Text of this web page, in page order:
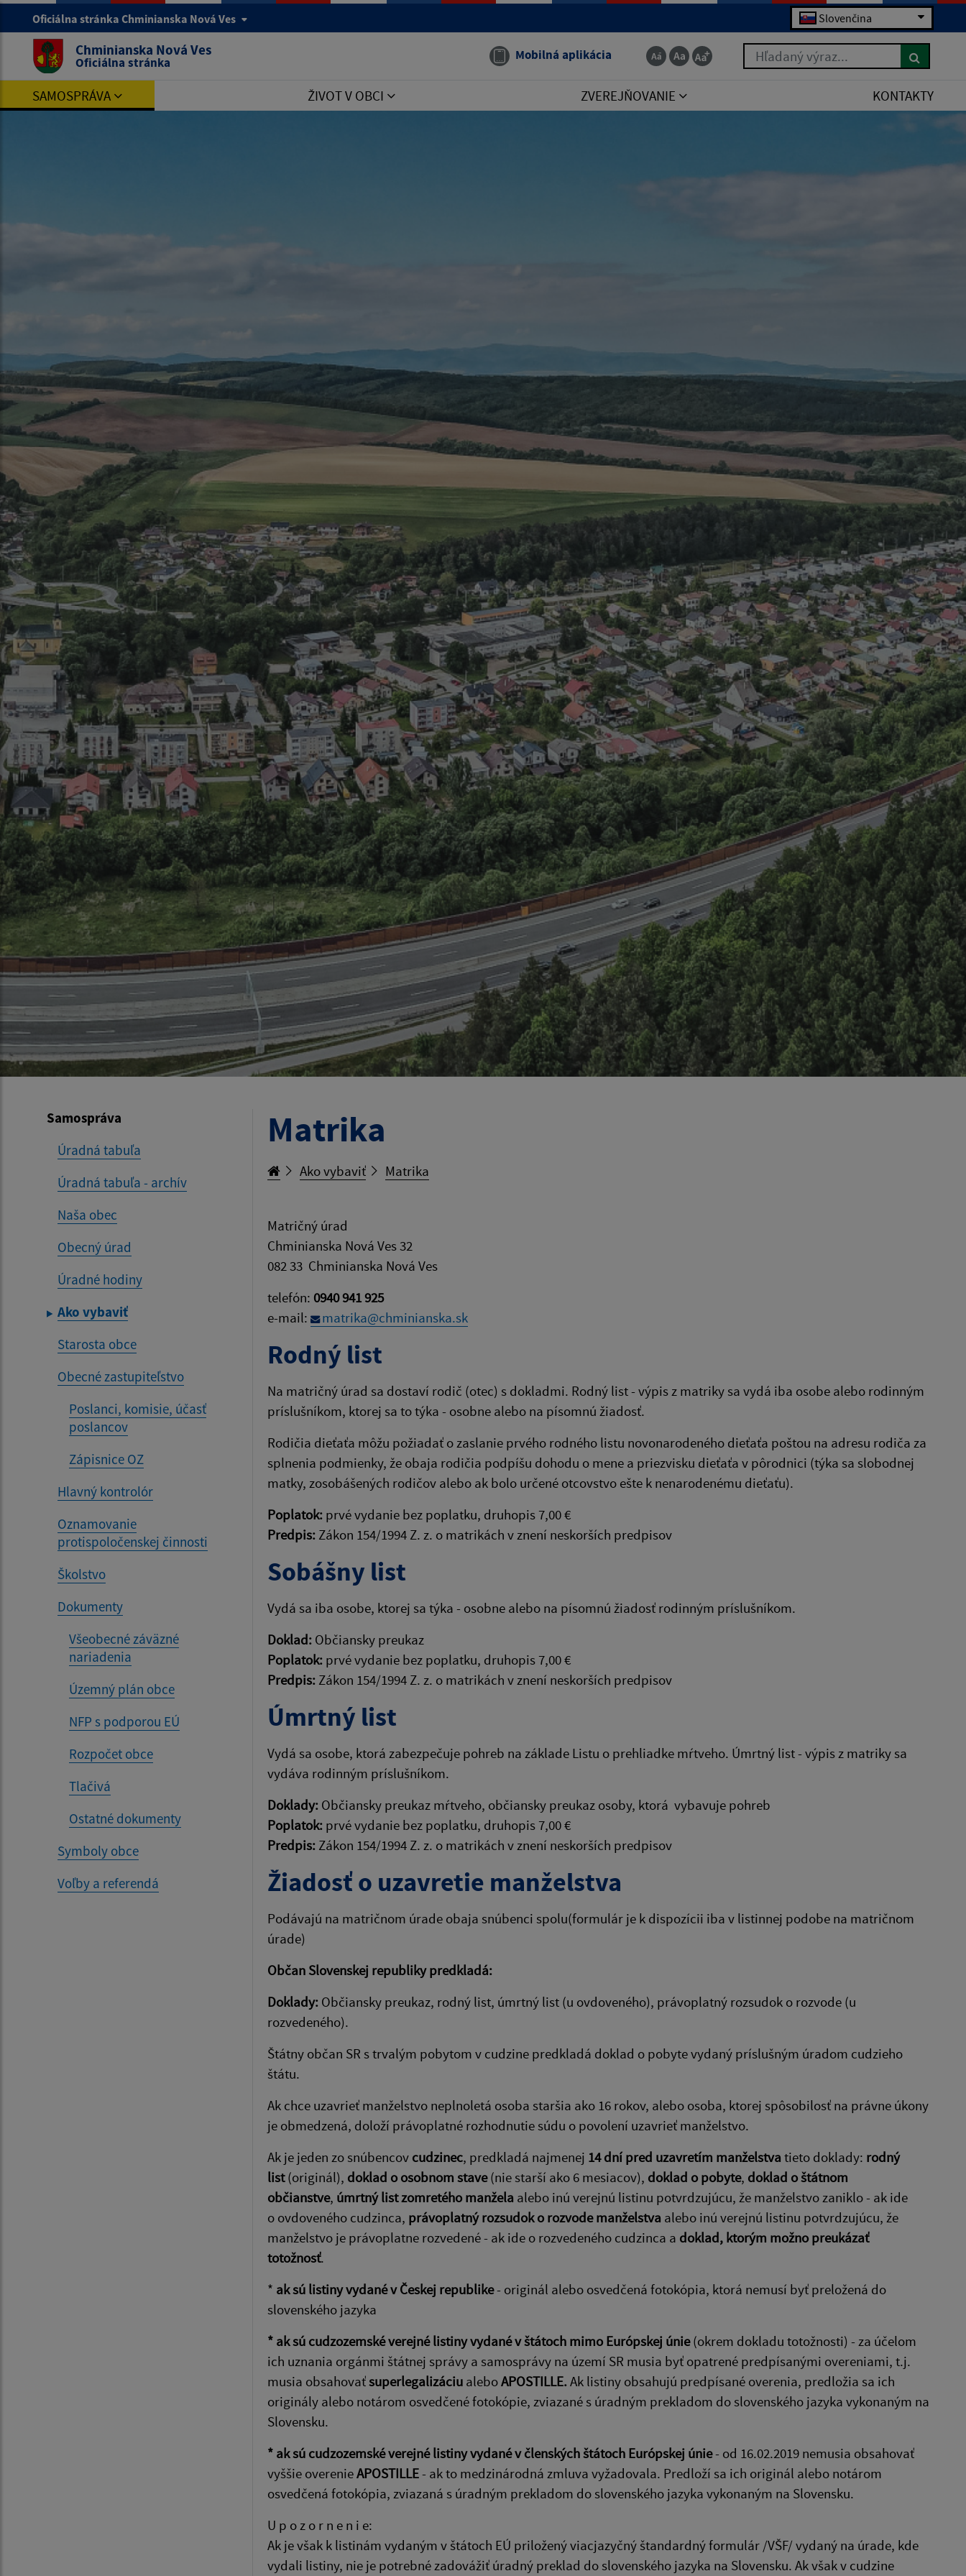
Oficiálna stránka Chminianska Nová Ves Slovenčina
Chminianska Nová Ves
Oficiálna stránka Mobilná aplikácia Hľadaný výraz...
SAMOSPRÁVA ŽIVOT V OBCI ZVEREJŇOVANIE KONTAKTY
Samospráva
Úradná tabuľa
Úradná tabuľa - archív
Naša obec
Obecný úrad
Úradné hodiny
Ako vybaviť
Starosta obce
Obecné zastupiteľstvo
Poslanci, komisie, účasť
poslancov
Zápisnice OZ
Hlavný kontrolór
Oznamovanie
protispoločenskej činnosti
Školstvo
Dokumenty
Všeobecné záväzné
nariadenia
Územný plán obce
NFP s podporou EÚ
Rozpočet obce
Tlačivá
Ostatné dokumenty
Symboly obce
Voľby a referendá
Matrika
Ako vybaviť Matrika
Matričný úrad
Chminianska Nová Ves 32
082 33 Chminianska Nová Ves
telefón: 0940 941 925
e-mail:
matrika@chminianska.sk
Rodný list
Na matričný úrad sa dostaví rodič (otec) s dokladmi. Rodný list - výpis z matriky sa vydá iba osobe alebo rodinným
príslušníkom, ktorej sa to týka - osobne alebo na písomnú žiadosť.
Rodičia dieťaťa môžu požiadať o zaslanie prvého rodného listu novonarodeného dieťaťa poštou na adresu rodiča za
splnenia podmienky, že obaja rodičia podpíšu dohodu o mene a priezvisku dieťaťa v pôrodnici (týka sa slobodnej
matky, zosobášených rodičov alebo ak bolo určené otcovstvo ešte k nenarodenému dieťaťu).
Poplatok: prvé vydanie bez poplatku, druhopis 7,00 €
Predpis: Zákon 154/1994 Z. z. o matrikách v znení neskorších predpisov
Sobášny list
Vydá sa iba osobe, ktorej sa týka - osobne alebo na písomnú žiadosť rodinným príslušníkom.
Doklad: Občiansky preukaz
Poplatok: prvé vydanie bez poplatku, druhopis 7,00 €
Predpis: Zákon 154/1994 Z. z. o matrikách v znení neskorších predpisov
Úmrtný list
Vydá sa osobe, ktorá zabezpečuje pohreb na základe Listu o prehliadke mŕtveho. Úmrtný list - výpis z matriky sa
vydáva rodinným príslušníkom.
Doklady: Občiansky preukaz mŕtveho, občiansky preukaz osoby, ktorá vybavuje pohreb
Poplatok: prvé vydanie bez poplatku, druhopis 7,00 €
Predpis: Zákon 154/1994 Z. z. o matrikách v znení neskorších predpisov
Žiadosť o uzavretie manželstva
Podávajú na matričnom úrade obaja snúbenci spolu(formulár je k dispozícii iba v listinnej podobe na matričnom
úrade)
Občan Slovenskej republiky predkladá:
Doklady: Občiansky preukaz, rodný list, úmrtný list (u ovdoveného), právoplatný rozsudok o rozvode (u
rozvedeného).
Štátny občan SR s trvalým pobytom v cudzine predkladá doklad o pobyte vydaný príslušným úradom cudzieho
štátu.
Ak chce uzavrieť manželstvo neplnoletá osoba staršia ako 16 rokov, alebo osoba, ktorej spôsobilosť na právne úkony
je obmedzená, doloží právoplatné rozhodnutie súdu o povolení uzavrieť manželstvo.
Ak je jeden zo snúbencov cudzinec, predkladá najmenej 14 dní pred uzavretím manželstva tieto doklady: rodný
list(originál), doklad o osobnom stave(nie starší ako 6 mesiacov), doklad o pobyte, doklad o štátnom
občianstve, úmrtný list zomretého manžela alebo inú verejnú listinu potvrdzujúcu, že manželstvo zaniklo - ak ide
o ovdoveného cudzinca, právoplatný rozsudok o rozvode manželstva alebo inú verejnú listinu potvrdzujúcu, že
manželstvo je právoplatne rozvedené - ak ide o rozvedeného cudzinca a doklad, ktorým možno preukázať
totožnosť.
* ak sú listiny vydané v Českej republike- originál alebo osvedčená fotokópia, ktorá nemusí byť preložená do
slovenského jazyka
* ak sú cudzozemské verejné listiny vydané v štátoch mimo Európskej únie(okrem dokladu totožnosti) - za účelom
ich uznania orgánmi štátnej správy a samosprávy na území SR musia byť opatrené predpísanými overeniami, t.j.
musia obsahovaťsuperlegalizáciu aleboAPOSTILLE.Ak listiny obsahujú predpísané overenia, predložia sa ich
originály alebo notárom osvedčené fotokópie, zviazané s úradným prekladom do slovenského jazyka vykonaným na
Slovensku.
* ak sú cudzozemské verejné listiny vydané v členských štátoch Európskej únie- od 16.02.2019 nemusia obsahovať
vyššie overenieAPOSTILLE- ak to medzinárodná zmluva vyžadovala. Predloží sa ich originál alebo notárom
osvedčená fotokópia, zviazaná s úradným prekladom do slovenského jazyka vykonaným na Slovensku.
U p o z o r n e n i e:
Ak je však k listinám vydaným v štátoch EÚ priložený viacjazyčný štandardný formulár /VŠF/ vydaný na úrade, kde
vydali listiny, nie je potrebné zadovážiť úradný preklad do slovenského jazyka na Slovensku. Ak však v cudzine